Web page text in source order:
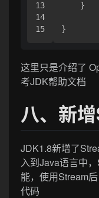
13
14
    }
}
这里只是介绍了
考JDK帮助文档
八、新
JDK1.8新增了
入到Java语言中
能，使用Stream
代码